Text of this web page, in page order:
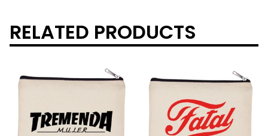
RELATED PRODUCTS